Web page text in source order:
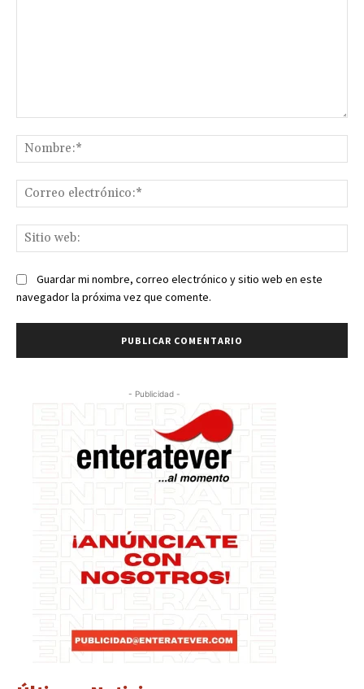
Guardar mi nombre, correo electrónico y sitio web en este
navegador la próxima vez que comente.
- Publicidad -